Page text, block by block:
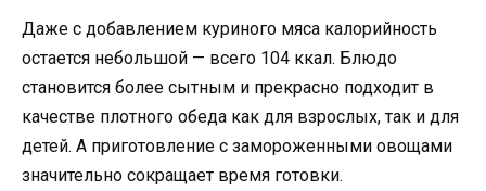
Даже с добавлением куриного мяса калорийность
остается небольшой — всего 104 ккал. Блюдо
становится более сытным и прекрасно подходит в
качестве плотного обеда как для взрослых, так и для
детей. А приготовление с замороженными овощами
значительно сокращает время готовки.